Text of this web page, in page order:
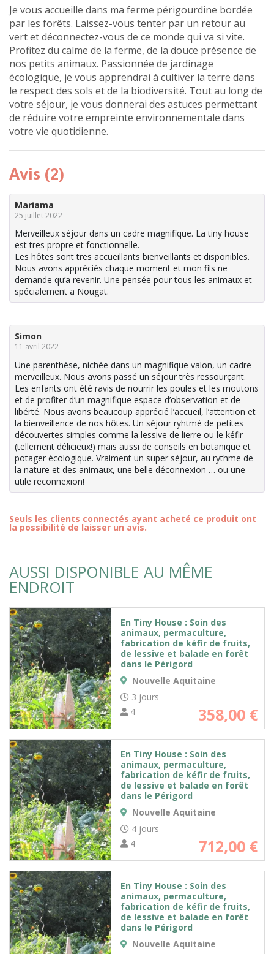
Je vous accueille dans ma ferme périgourdine bordée
par les forêts. Laissez-vous tenter par un retour au
vert et déconnectez-vous de ce monde qui va si vite.
Profitez du calme de la ferme, de la douce présence de
nos petits animaux. Passionnée de jardinage
écologique, je vous apprendrai à cultiver la terre dans
le respect des sols et de la biodiversité. Tout au long de
votre séjour, je vous donnerai des astuces permettant
de réduire votre empreinte environnementale dans
votre vie quotidienne.
Avis (2)
Mariama
25 juillet 2022
Merveilleux séjour dans un cadre magnifique. La tiny house
est tres propre et fonctionnelle.
Les hôtes sont tres accueillants bienveillants et disponibles.
Nous avons appréciés chaque moment et mon fils ne
demande qu’a revenir. Une pensée pour tous les animaux et
spécialement a Nougat.
Simon
11 avril 2022
Une parenthèse, nichée dans un magnifique valon, un cadre
merveilleux. Nous avons passé un séjour très ressourçant.
Les enfants ont été ravis de nourrir les poules et les moutons
et de profiter d’un magnifique espace d’observation et de
libérté. Nous avons beaucoup apprécié l’accueil, l’attention et
la bienveillence de nos hôtes. Un séjour ryhtmé de petites
découvertes simples comme la lessive de lierre ou le kéfir
(tellement délicieux!) mais aussi de conseils en botanique et
potager écologique. Vraiment un super séjour, au rythme de
la nature et des animaux, une belle déconnexion … ou une
utile reconnexion!
Seuls les clients connectés ayant acheté ce produit ont
la possibilité de laisser un avis.
AUSSI DISPONIBLE AU MÊME
ENDROIT
En Tiny House : Soin des
animaux, permaculture,
fabrication de kéfir de fruits,
de lessive et balade en forêt
dans le Périgord
Nouvelle Aquitaine
3 jours
4
358,00 €
En Tiny House : Soin des
animaux, permaculture,
fabrication de kéfir de fruits,
de lessive et balade en forêt
dans le Périgord
Nouvelle Aquitaine
4 jours
4
712,00 €
En Tiny House : Soin des
animaux, permaculture,
fabrication de kéfir de fruits,
de lessive et balade en forêt
dans le Périgord
Nouvelle Aquitaine